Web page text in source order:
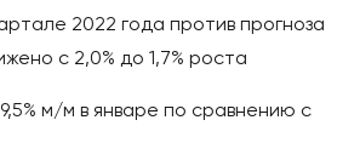
2022 года против прогноза
с 2,0% до 1,7% роста
м/м в январе по сравнению с